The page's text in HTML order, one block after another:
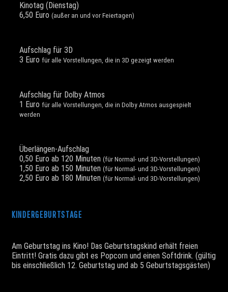
Kinotag (Dienstag)
6,50 Euro (außer an und vor Feiertagen)
Aufschlag für 3D
3 Euro für alle Vorstellungen, die in 3D gezeigt werden
Aufschlag für Dolby Atmos
1 Euro für alle Vorstellungen, die in Dolby Atmos ausgespielt
werden
Überlängen-Aufschlag
0,50 Euro ab 120 Minuten (für Normal- und 3D-Vorstellungen)
1,50 Euro ab 150 Minuten (für Normal- und 3D-Vorstellungen)
2,50 Euro ab 180 Minuten (für Normal- und 3D-Vorstellungen)
KINDERGEBURTSTAGE
Am Geburtstag ins Kino! Das Geburtstagskind erhält freien
Eintritt! Gratis dazu gibt es Popcorn und einen Softdrink. (gültig
bis einschließlich 12. Geburtstag und ab 5 Geburtstagsgästen)